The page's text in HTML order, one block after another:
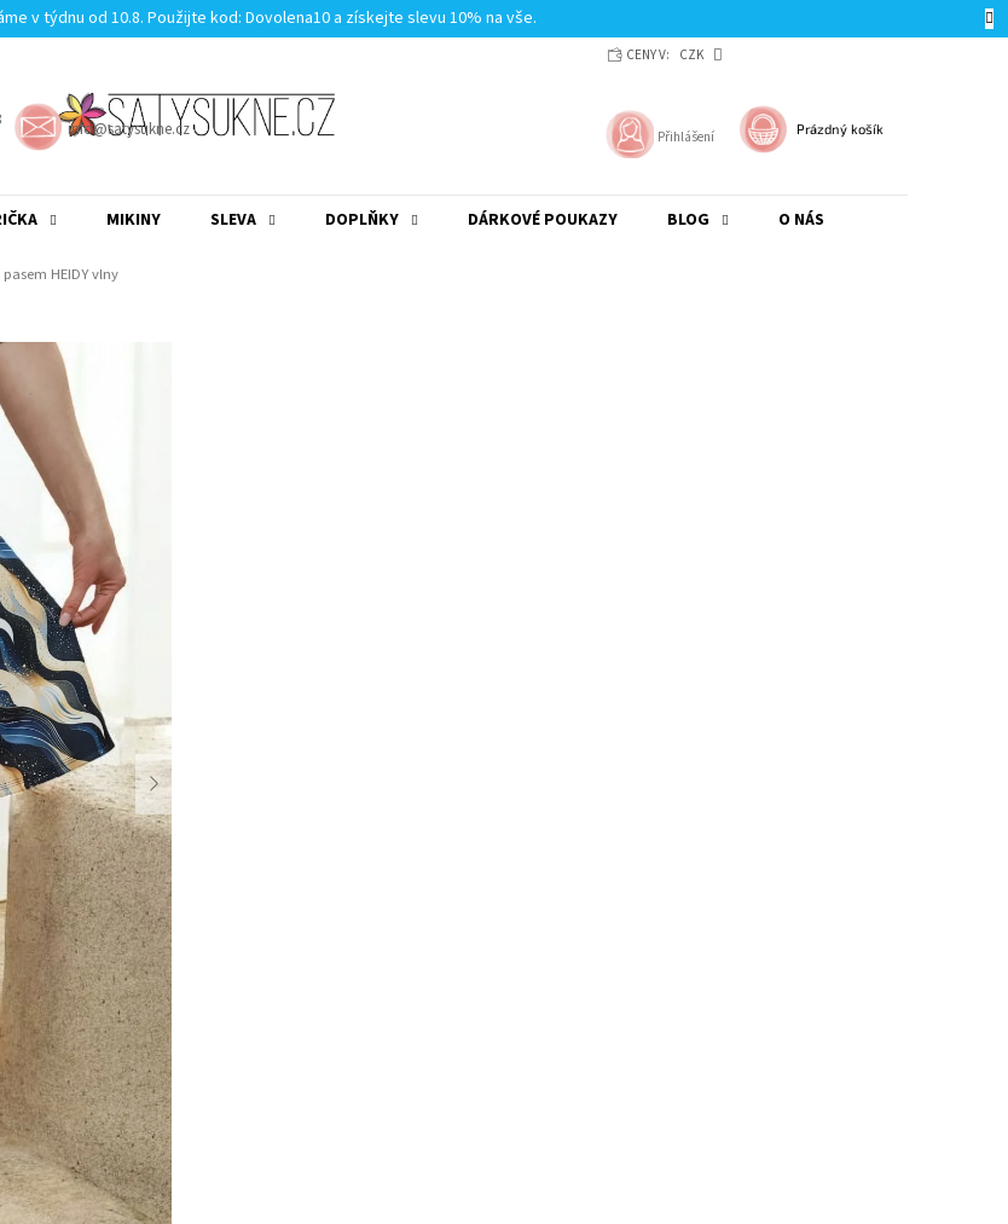
v týdnu od 10.8. Použijte kod: Dovolena10 a získejte slevu 10% na vše.
CENY V: CZK
Přihlášení
info@satysukne.cz Prázdný košík
MIKINY SLEVA DOPLŇKY DÁRKOVÉ POUKAZY BLOG O NÁS
MĚNA(CZK)
HEIDY vlny